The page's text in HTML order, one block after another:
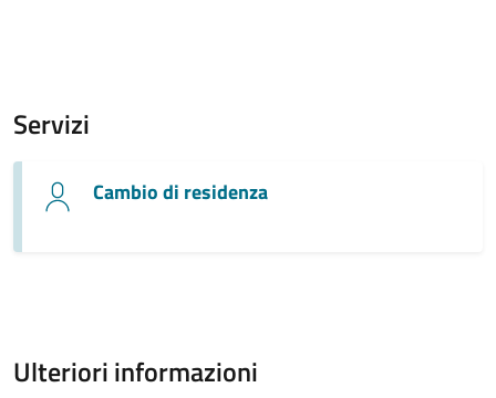
Servizi
Cambio di residenza
Ulteriori informazioni